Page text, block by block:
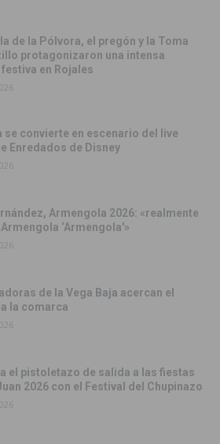
de la Pólvora, el pregón y la Toma
protagonizaron una intensa
en Rojales
se convierte en escenario del live
Enredados de Disney
Armengola 2026: «realmente
‘Armengola'»
de la Vega Baja acercan el
la comarca
el pistoletazo de salida a las fiestas
2026 con el Festival del Chupinazo